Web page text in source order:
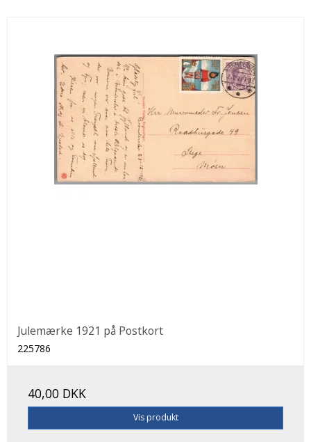
Julemærke 1921 på Postkort
225786
40,00 DKK
Vis produkt